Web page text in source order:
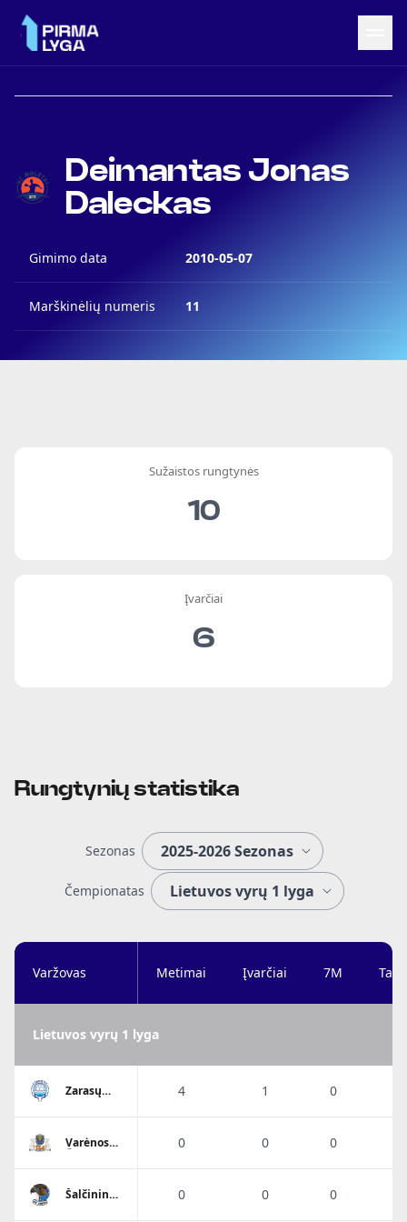
Tvarkaraštis
Rezultatai
Statistika
Komandos
Deimantas Jonas
Daleckas
Gimimo data 2010-05-07
Marškinėlių numeris 11
Sužaistos rungtynės
10
Įvarčiai
6
Rungtynių statistika
Sezonas
Čempionatas
Varžovas Metimai Įvarčiai 7M
Lietuvos vyrų 1 lyga
Zarasų
4 1 0
Varėnos
0 0 0
Šalčininkų
0 0 0